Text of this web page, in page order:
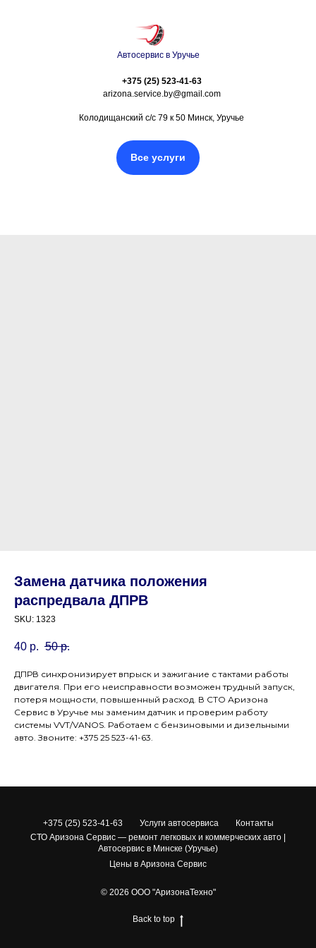
Автосервис в Уручье
+375 (25) 523-41-63
arizona.service.by@gmail.com
Колодищанский с/с 79 к 50 Минск, Уручье
Все услуги
Замена датчика положения
распредвала ДПРВ
SKU: 1323
40 р. 50 р.
ДПРВ синхронизирует впрыск и зажигание с тактами работы
двигателя. При его неисправности возможен трудный запуск,
потеря мощности, повышенный расход. В СТО Аризона
Сервис в Уручье мы заменим датчик и проверим работу
системы VVT/VANOS. Работаем с бензиновыми и дизельными
авто. Звоните: +375 25 523-41-63.
+375 (25) 523-41-63 Услуги автосервиса
Контакты
СТО Аризона Сервис — ремонт легковых и коммерческих авто |
Автосервис в Минске (Уручье)
Цены в Аризона Сервис
© 2026 ООО "АризонаТехно"
Back to top